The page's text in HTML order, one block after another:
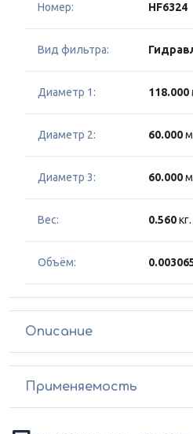
Номер: HF6324
Вид фильтра:
Диаметр 1: 118.000
Диаметр 2: 60.000
Диаметр 3: 60.000
Вес: 0.560кг.
Объём:
Описание
Применяемость